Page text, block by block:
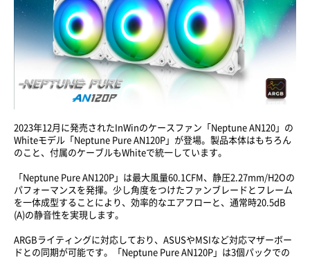
2023年12月に発売されたInWinのケースファン「Neptune AN120」の
Whiteモデル「Neptune Pure AN120P」が登場。製品本体はもちろん
のこと、付属のケーブルもWhiteで統一しています。
「Neptune Pure AN120P」は最大風量60.1CFM、静圧2.27mm/H2Oの
パフォーマンスを発揮。少し角度をつけたファンブレードとフレーム
を一体成型することにより、効率的なエアフローと、通常時20.5dB
(A)の静音性を実現します。
ARGBライティングに対応しており、ASUSやMSIなど対応マザーボー
ドとの同期が可能です。「Neptune Pure AN120P」は3個パックでの